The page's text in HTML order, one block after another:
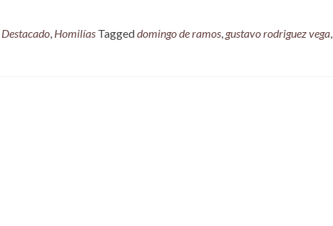
Destacado, Homilías Taggeddomingo de ramos, gustavo rodriguez vega,